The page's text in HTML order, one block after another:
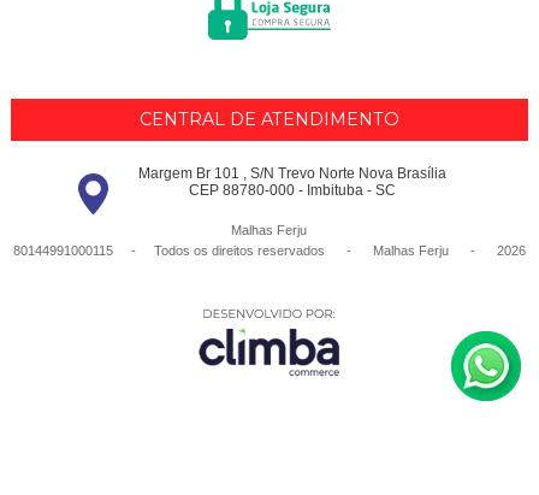
CENTRAL DE ATENDIMENTO
Margem Br 101 , S/N Trevo Norte Nova Brasília
CEP 88780-000 - Imbituba - SC
Malhas Ferju
80144991000115 - Todos os direitos reservados
- Malhas Ferju - 2026